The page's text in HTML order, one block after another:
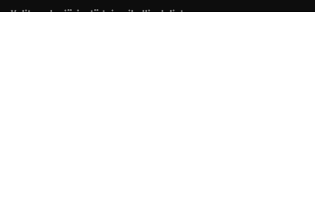
Valitse aluejärjestö tai paikallisyhdistys